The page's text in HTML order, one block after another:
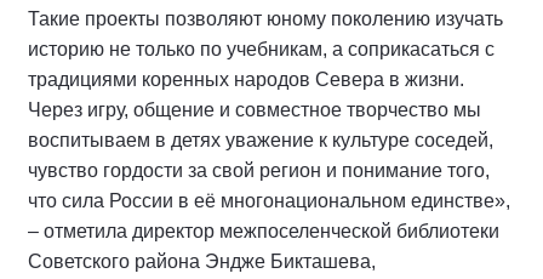
Такие проекты позволяют юному поколению изучать
историю не только по учебникам, а соприкасаться с
традициями коренных народов Севера в жизни.
Через игру, общение и совместное творчество мы
воспитываем в детях уважение к культуре соседей,
чувство гордости за свой регион и понимание того,
что сила России в её многонациональном единстве»,
– отметила директор межпоселенческой библиотеки
Советского района Эндже Бикташева,